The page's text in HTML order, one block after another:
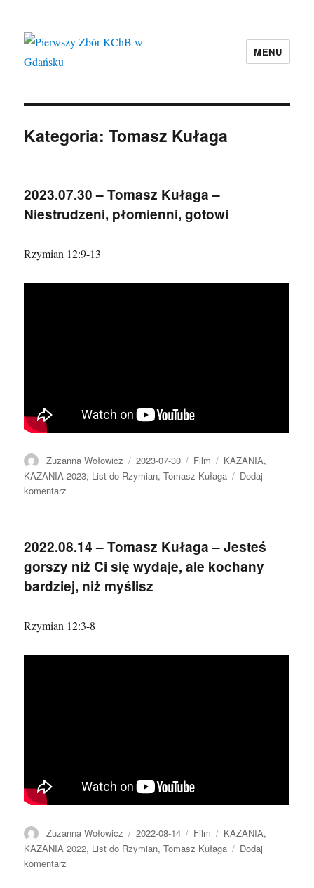
MENU
Kategoria:Tomasz Kułaga
2023.07.30 – Tomasz Kułaga –
Niestrudzeni, płomienni, gotowi
Rzymian 12:9-13
Autor
Zuzanna Wołowicz
Data
publikacji
2023-07-30 Format
Film Kategorie
KAZANIA,
KAZANIA 2023, List do Rzymian,Tomasz Kułaga
Dodaj
komentarz
Kułaga
–
Niestrudzeni,
płomienni,
2022.08.14 – Tomasz Kułaga – Jesteś
gorszy niż Ci się wydaje, ale kochany
bardziej, niż myślisz
Rzymian 12:3-8
Autor
Zuzanna Wołowicz
Data
publikacji
2022-08-14 Format
Film Kategorie
KAZANIA,
KAZANIA 2022, List do Rzymian,Tomasz Kułaga
Dodaj
komentarz